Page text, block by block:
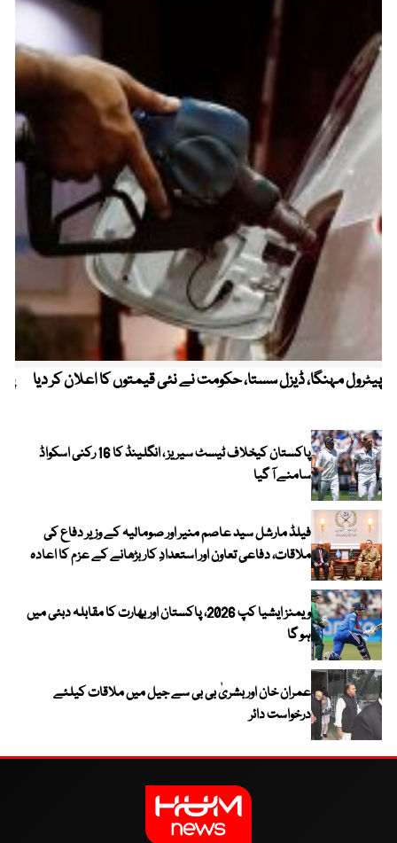
پیٹرول مہنگا، ڈیزل سستا، حکومت نے نئی قیمتوں کا اعلان کر دیا
پاکستان کیخلاف ٹیسٹ سیریز ، انگلینڈ کا 16 رکنی اسکواڈ
سامنے آ گیا
فیلڈ مارشل سید عاصم منیر اور صومالیہ کے وزیر دفاع کی
ملاقات، دفاعی تعاون اور استعدادِ کار بڑھانے کے عزم کا اعادہ
ویمنز ایشیا کپ 2026، پاکستان اور بھارت کا مقابلہ دبئی میں
ہو گا
عمران خان اور بشریٰ بی بی سے جیل میں ملاقات کیلئے
درخواست دائر